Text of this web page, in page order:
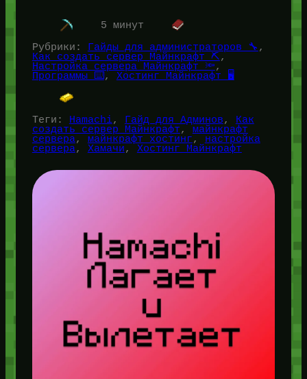
5 минут
Рубрики:
Гайды для администраторов 🔧
Как создать сервер Майнкрафт ⛏️
Настройка сервера Майнкрафт 🔦
Программы ⌨️, Хостинг Майнкрафт 🖥️
Теги: Hamachi, Гайд для Админов,
Как
создать сервер Майнкрафт, майнкрафт
сервера, майнкрафт хостинг, настройка
сервера, Хамачи, Хостинг Майнкрафт